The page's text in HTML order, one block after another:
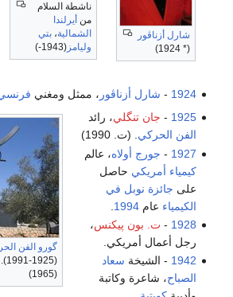
ناشطة السلام
أيرلندا
الشمالية، بتي
وليامز(1943-)
ناومي كامبل
، ممثل ومغنيفرنسيمن أصل أرمني.
گورو الفن الحركي،
(1925-1991). العمل:『Eos xk (3)』‏